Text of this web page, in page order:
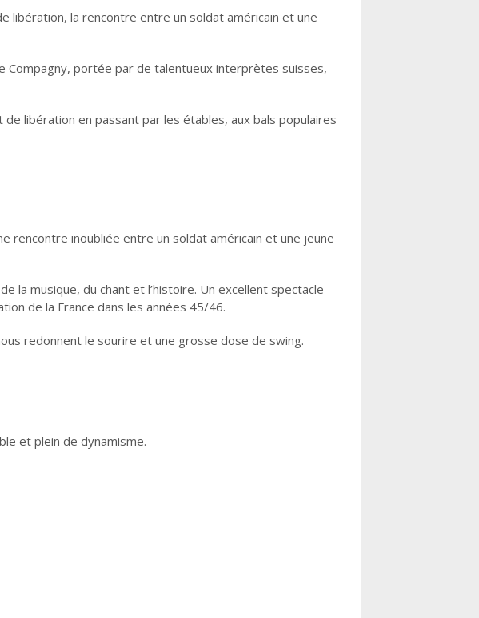
libération, la rencontre entre un soldat américain et une
Compagny, portée par de talentueux interprètes suisses,
libération en passant par les étables, aux bals populaires
rencontre inoubliée entre un soldat américain et une jeune
la musique, du chant et l’histoire. Un excellent spectacle
de la France dans les années 45/46.
redonnent le sourire et une grosse dose de swing.
et plein de dynamisme.